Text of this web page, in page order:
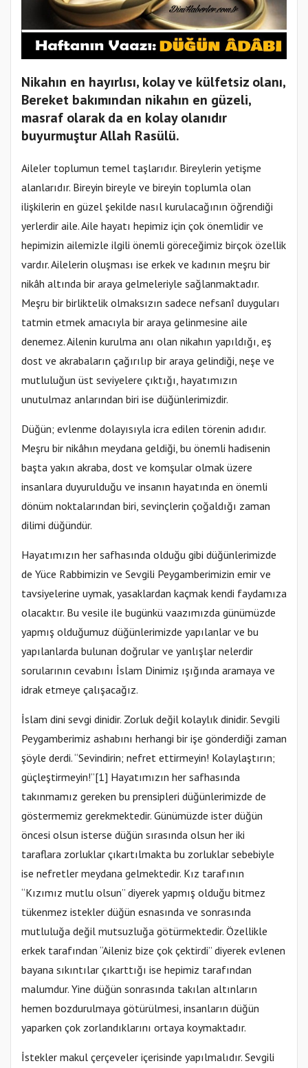
Nikahın en hayırlısı, kolay ve külfetsiz olanı,
Bereket bakımından nikahın en güzeli,
masraf olarak da en kolay olanıdır
buyurmuştur Allah Rasülü.
Aileler toplumun temel taşlarıdır. Bireylerin yetişme
alanlarıdır. Bireyin bireyle ve bireyin toplumla olan
ilişkilerin en güzel şekilde nasıl kurulacağının öğrendiği
yerlerdir aile. Aile hayatı hepimiz için çok önemlidir ve
hepimizin ailemizle ilgili önemli göreceğimiz birçok özellik
vardır. Ailelerin oluşması ise erkek ve kadının meşru bir
nikâh altında bir araya gelmeleriyle sağlanmaktadır.
Meşru bir birliktelik olmaksızın sadece nefsanî duyguları
tatmin etmek amacıyla bir araya gelinmesine aile
denemez. Ailenin kurulma anı olan nikahın yapıldığı, eş
dost ve akrabaların çağırılıp bir araya gelindiği, neşe ve
mutluluğun üst seviyelere çıktığı, hayatımızın
unutulmaz anlarından biri ise düğünlerimizdir.
Düğün; evlenme dolayısıyla icra edilen törenin adıdır.
Meşru bir nikâhın meydana geldiği, bu önemli hadisenin
başta yakın akraba, dost ve komşular olmak üzere
insanlara duyurulduğu ve insanın hayatında en önemli
dönüm noktalarından biri, sevinçlerin çoğaldığı zaman
dilimi düğündür.
Hayatımızın her safhasında olduğu gibi düğünlerimizde
de Yüce Rabbimizin ve Sevgili Peygamberimizin emir ve
tavsiyelerine uymak, yasaklardan kaçmak kendi faydamıza
olacaktır. Bu vesile ile bugünkü vaazımızda günümüzde
yapmış olduğumuz düğünlerimizde yapılanlar ve bu
yapılanlarda bulunan doğrular ve yanlışlar nelerdir
sorularının cevabını İslam Dinimiz ışığında aramaya ve
idrak etmeye çalışacağız.
İslam dini sevgi dinidir. Zorluk değil kolaylık dinidir. Sevgili
Peygamberimiz ashabını herhangi bir işe gönderdiği zaman
şöyle derdi. “Sevindirin; nefret ettirmeyin! Kolaylaştırın;
güçleştirmeyin!”[1] Hayatımızın her safhasında
takınmamız gereken bu prensipleri düğünlerimizde de
göstermemiz gerekmektedir. Günümüzde ister düğün
öncesi olsun isterse düğün sırasında olsun her iki
taraflara zorluklar çıkartılmakta bu zorluklar sebebiyle
ise nefretler meydana gelmektedir. Kız tarafının
“Kızımız mutlu olsun” diyerek yapmış olduğu bitmez
tükenmez istekler düğün esnasında ve sonrasında
mutluluğa değil mutsuzluğa götürmektedir. Özellikle
erkek tarafından “Aileniz bize çok çektirdi” diyerek evlenen
bayana sıkıntılar çıkarttığı ise hepimiz tarafından
malumdur. Yine düğün sonrasında takılan altınların
hemen bozdurulmaya götürülmesi, insanların düğün
yaparken çok zorlandıklarını ortaya koymaktadır.
İstekler makul çerçeveler içerisinde yapılmalıdır. Sevgili